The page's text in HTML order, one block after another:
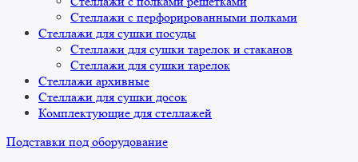
Стеллажи с перфорированными полками
Стеллажи для сушки посуды
Стеллажи для сушки тарелок и стаканов
Стеллажи для сушки тарелок
Стеллажи архивные
Стеллажи для сушки досок
Комплектующие для стеллажей
Подставки под оборудование